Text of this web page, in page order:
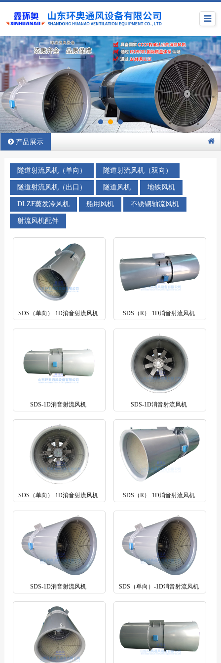
产品展示
隧道射流风机（单向） 隧道射流风机（双向）
隧道射流风机（出口） 隧道风机 地铁风机
DLZF蒸发冷风机 船用风机 不锈钢轴流风机
射流风机配件
SDS（单向）-1D消音射流风机 SDS（R）-1D消音射流风机
SDS-1D消音射流风机 SDS-1D消音射流风机
SDS（单向）-1D消音射流风机 SDS（R）-1D消音射流风机
SDS-1D消音射流风机 SDS（单向）-1D消音射流风机